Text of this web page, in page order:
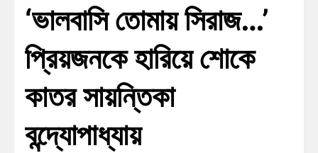
‘ভালবাসি তোমায় সিরাজ…’
প্রিয়জনকে হারিয়ে শোকে
কাতর সায়ন্তিকা
বন্দ্যোপাধ্যায়